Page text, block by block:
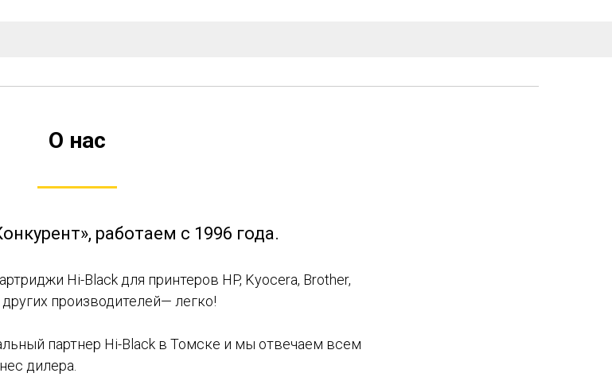
О нас
работаем с 1996 года.
Hi-Black для принтеров HP, Kyocera, Brother,
других производителей— легко!
партнер Hi-Black в Томске и мы отвечаем всем
дилера.